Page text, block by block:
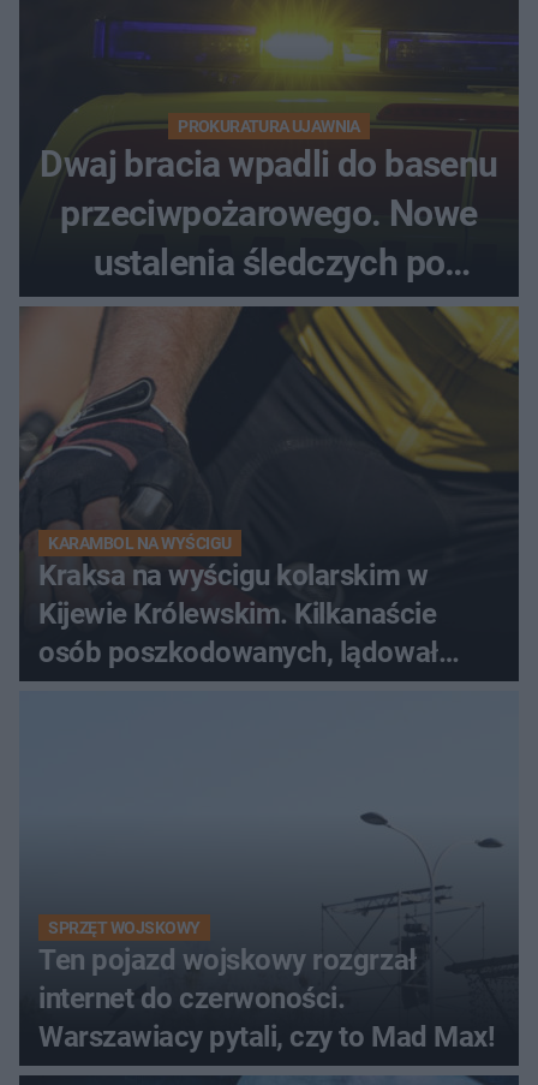
PROKURATURA UJAWNIA
Dwaj bracia wpadli do basenu
przeciwpożarowego. Nowe
ustalenia śledczych po
dramatycznej akcji
KARAMBOL NA WYŚCIGU
Kraksa na wyścigu kolarskim w
Kijewie Królewskim. Kilkanaście
osób poszkodowanych, lądował
śmigłowiec LPR
SPRZĘT WOJSKOWY
Ten pojazd wojskowy rozgrzał
internet do czerwoności.
Warszawiacy pytali, czy to Mad Max!